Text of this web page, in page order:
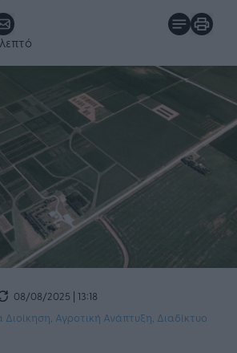
08/08/2025 | 13:18
Διοίκηση Αγροτική Ανάπτυξη Διαδίκτυο